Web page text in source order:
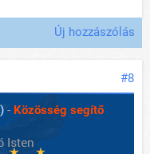
Új hozzászólás
#8
) - Közösség segítő